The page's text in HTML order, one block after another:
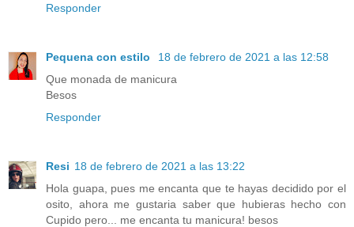
Responder
Pequena con estilo
18 de febrero de 2021 a las 12:58
Que monada de manicura
Besos
Responder
Resi 18 de febrero de 2021 a las 13:22
Hola guapa, pues me encanta que te hayas decidido por el
osito, ahora me gustaria saber que hubieras hecho con
Cupido pero... me encanta tu manicura! besos